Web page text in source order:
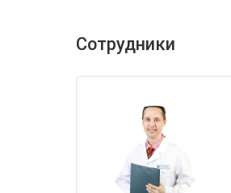
Сотрудники